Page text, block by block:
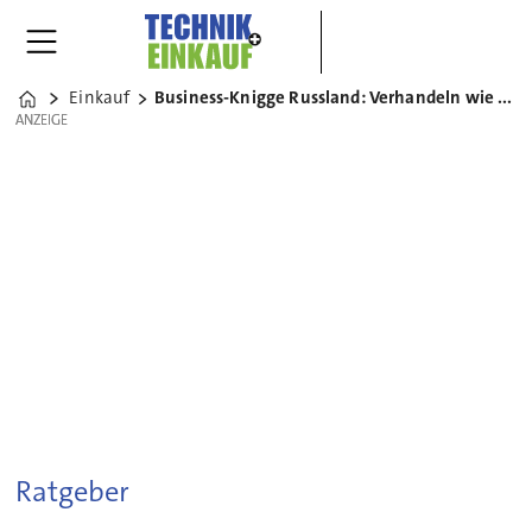
Home
Einkauf Business-Knigge Russland: Verhandeln wie ein Bär
ANZEIGE
ANZEIGE
Ratgeber